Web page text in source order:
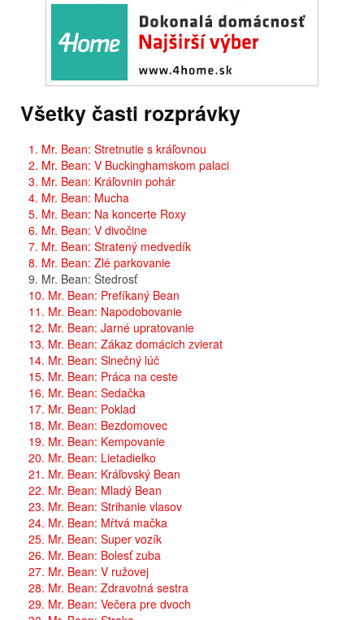
Všetky časti rozprávky
1. Mr. Bean: Stretnutie s kráľovnou
2. Mr. Bean: V Buckinghamskom palaci
3. Mr. Bean: Kráľovnin pohár
4. Mr. Bean: Mucha
5. Mr. Bean: Na koncerte Roxy
6. Mr. Bean: V divočine
7. Mr. Bean: Stratený medvedík
8. Mr. Bean: Zlé parkovanie
9. Mr. Bean: Štedrosť
10. Mr. Bean: Prefíkaný Bean
11. Mr. Bean: Napodobovanie
12. Mr. Bean: Jarné upratovanie
13. Mr. Bean: Zákaz domácich zvierat
14. Mr. Bean: Slnečný lúč
15. Mr. Bean: Práca na ceste
16. Mr. Bean: Sedačka
17. Mr. Bean: Poklad
18. Mr. Bean: Bezdomovec
19. Mr. Bean: Kempovanie
20. Mr. Bean: Lietadielko
21. Mr. Bean: Kráľovský Bean
22. Mr. Bean: Mladý Bean
23. Mr. Bean: Strihanie vlasov
24. Mr. Bean: Mŕtvá mačka
25. Mr. Bean: Super vozík
26. Mr. Bean: Bolesť zuba
27. Mr. Bean: V ružovej
28. Mr. Bean: Zdravotná sestra
29. Mr. Bean: Večera pre dvoch